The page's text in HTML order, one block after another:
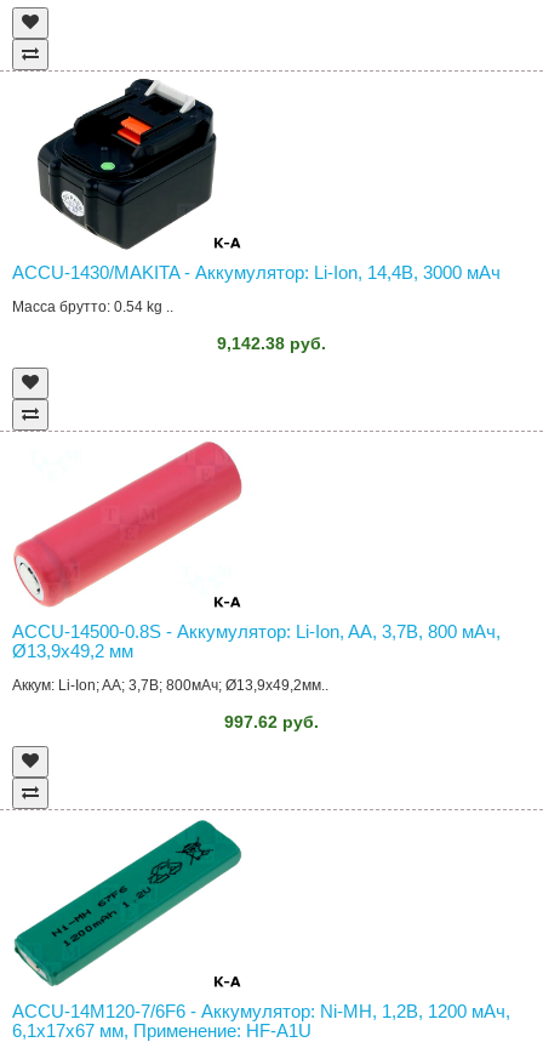
ACCU-1430/MAKITA - Аккумулятор: Li-Ion, 14,4В, 3000 мAч
Масса брутто: 0.54 kg ..
9,142.38 руб.
ACCU-14500-0.8S - Аккумулятор: Li-Ion, AA, 3,7В, 800 мAч,
Ø13,9x49,2 мм
Аккум: Li-Ion; AA; 3,7В; 800мАч; Ø13,9x49,2мм..
997.62 руб.
ACCU-14M120-7/6F6 - Аккумулятор: Ni-MH, 1,2В, 1200 мAч,
6,1x17x67 мм, Применение: HF-A1U